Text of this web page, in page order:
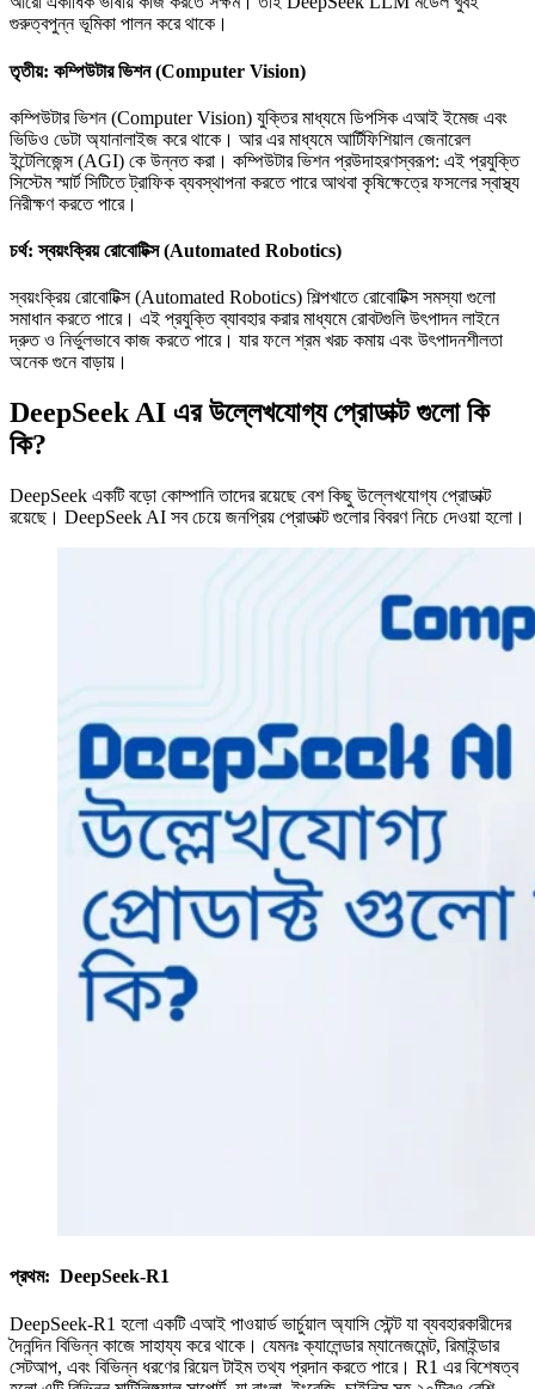
গুরুত্বপুন্ন ভূমিকা পালন করে থাকে।
তৃতীয়: কম্পিউটার ভিশন (Computer Vision)
কম্পিউটার ভিশন (Computer Vision) যুক্তির মাধ্যমে ডিপসিক এআই ইমেজ এবং
ভিডিও ডেটা অ্যানালাইজ করে থাকে। আর এর মাধ্যমে আর্টিফিশিয়াল জেনারেল
ইন্টেলিজেন্স (AGI) কে উন্নত করা। কম্পিউটার ভিশন প্রউদাহরণস্বরূপ: এই প্রযুক্তি
সিস্টেম স্মার্ট সিটিতে ট্রাফিক ব্যবস্থাপনা করতে পারে আথবা কৃষিক্ষেত্রে ফসলের স্বাস্থ্য
নিরীক্ষণ করতে পারে।
চর্থ: স্বয়ংক্রিয় রোবোটিক্স (Automated Robotics)
স্বয়ংক্রিয় রোবোটিক্স (Automated Robotics) শিল্পখাতে রোবোটিক্স সমস্যা গুলো
সমাধান করতে পারে। এই প্রযুক্তি ব্যাবহার করার মাধ্যমে রোবটগুলি উৎপাদন লাইনে
দ্রুত ও নির্ভুলভাবে কাজ করতে পারে। যার ফলে শ্রম খরচ কমায় এবং উৎপাদনশীলতা
অনেক গুনে বাড়ায়।
DeepSeek AI এর উল্লেখযোগ্য প্রোডাক্ট গুলো কি
কি?
DeepSeek একটি বড়ো কোম্পানি তাদের রয়েছে বেশ কিছু উল্লেখযোগ্য প্রোডাক্ট
রয়েছে। DeepSeek AI সব চেয়ে জনপ্রিয় প্রোডাক্ট গুলোর বিবরণ নিচে দেওয়া হলো।
প্রথম: DeepSeek-R1
DeepSeek-R1 হলো একটি এআই পাওয়ার্ড ভার্চুয়াল অ্যাসি স্টেন্ট যা ব্যবহারকারীদের
দৈনন্দিন বিভিন্ন কাজে সাহায্য করে থাকে। যেমনঃ ক্যালেন্ডার ম্যানেজমেন্ট, রিমাইন্ডার
সেটআপ, এবং বিভিন্ন ধরণের রিয়েল টাইম তথ্য প্রদান করতে পারে। R1 এর বিশেষত্ব